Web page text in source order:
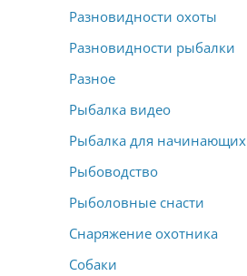
Разновидности охоты
Разновидности рыбалки
Разное
Рыбалка видео
Рыбалка для начинающих
Рыбоводство
Рыболовные снасти
Снаряжение охотника
Собаки